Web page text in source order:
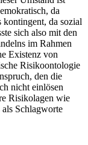
da
da sozial
sich also mit den
im Rahmen
Existenz von
Risikoontologie
den die
nicht einlösen
Risikolagen wie
Schlagworte